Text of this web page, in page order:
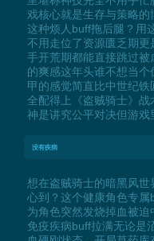
戏核心就是生存与策略
这种烦人buff拖后腿？用
不用走位了资源匮乏期
手开荒期都能直接跳过被
的爽感这年头谁不想当
甲的感觉简直比中世纪
全配得上《盗贼骑士》
神是讲究公平对决但游
没有疾病
想在盗贼骑士的暗黑风
心到？这个健康角色专
为角色突然发烧掉血被
免疫疾病buff拉满无论是